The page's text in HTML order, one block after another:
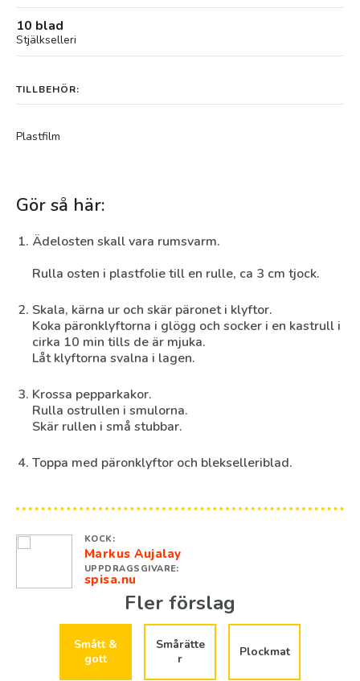
10 blad
Stjälkselleri
TILLBEHÖR:
Plastfilm
Gör så här:
Ädelosten skall vara rumsvarm.
Rulla osten i plastfolie till en rulle, ca 3 cm tjock.
Skala, kärna ur och skär päronet i klyftor.
Koka päronklyftorna i glögg och socker i en kastrull i
cirka 10 min tills de är mjuka.
Låt klyftorna svalna i lagen.
Krossa pepparkakor.
Rulla ostrullen i smulorna.
Skär rullen i små stubbar.
Toppa med päronklyftor och blekselleri­blad.
KOCK:
Markus Aujalay
UPPDRAGSGIVARE:
spisa.nu
Fler förslag
Smått &
gott
Smårätte
r
Plockmat